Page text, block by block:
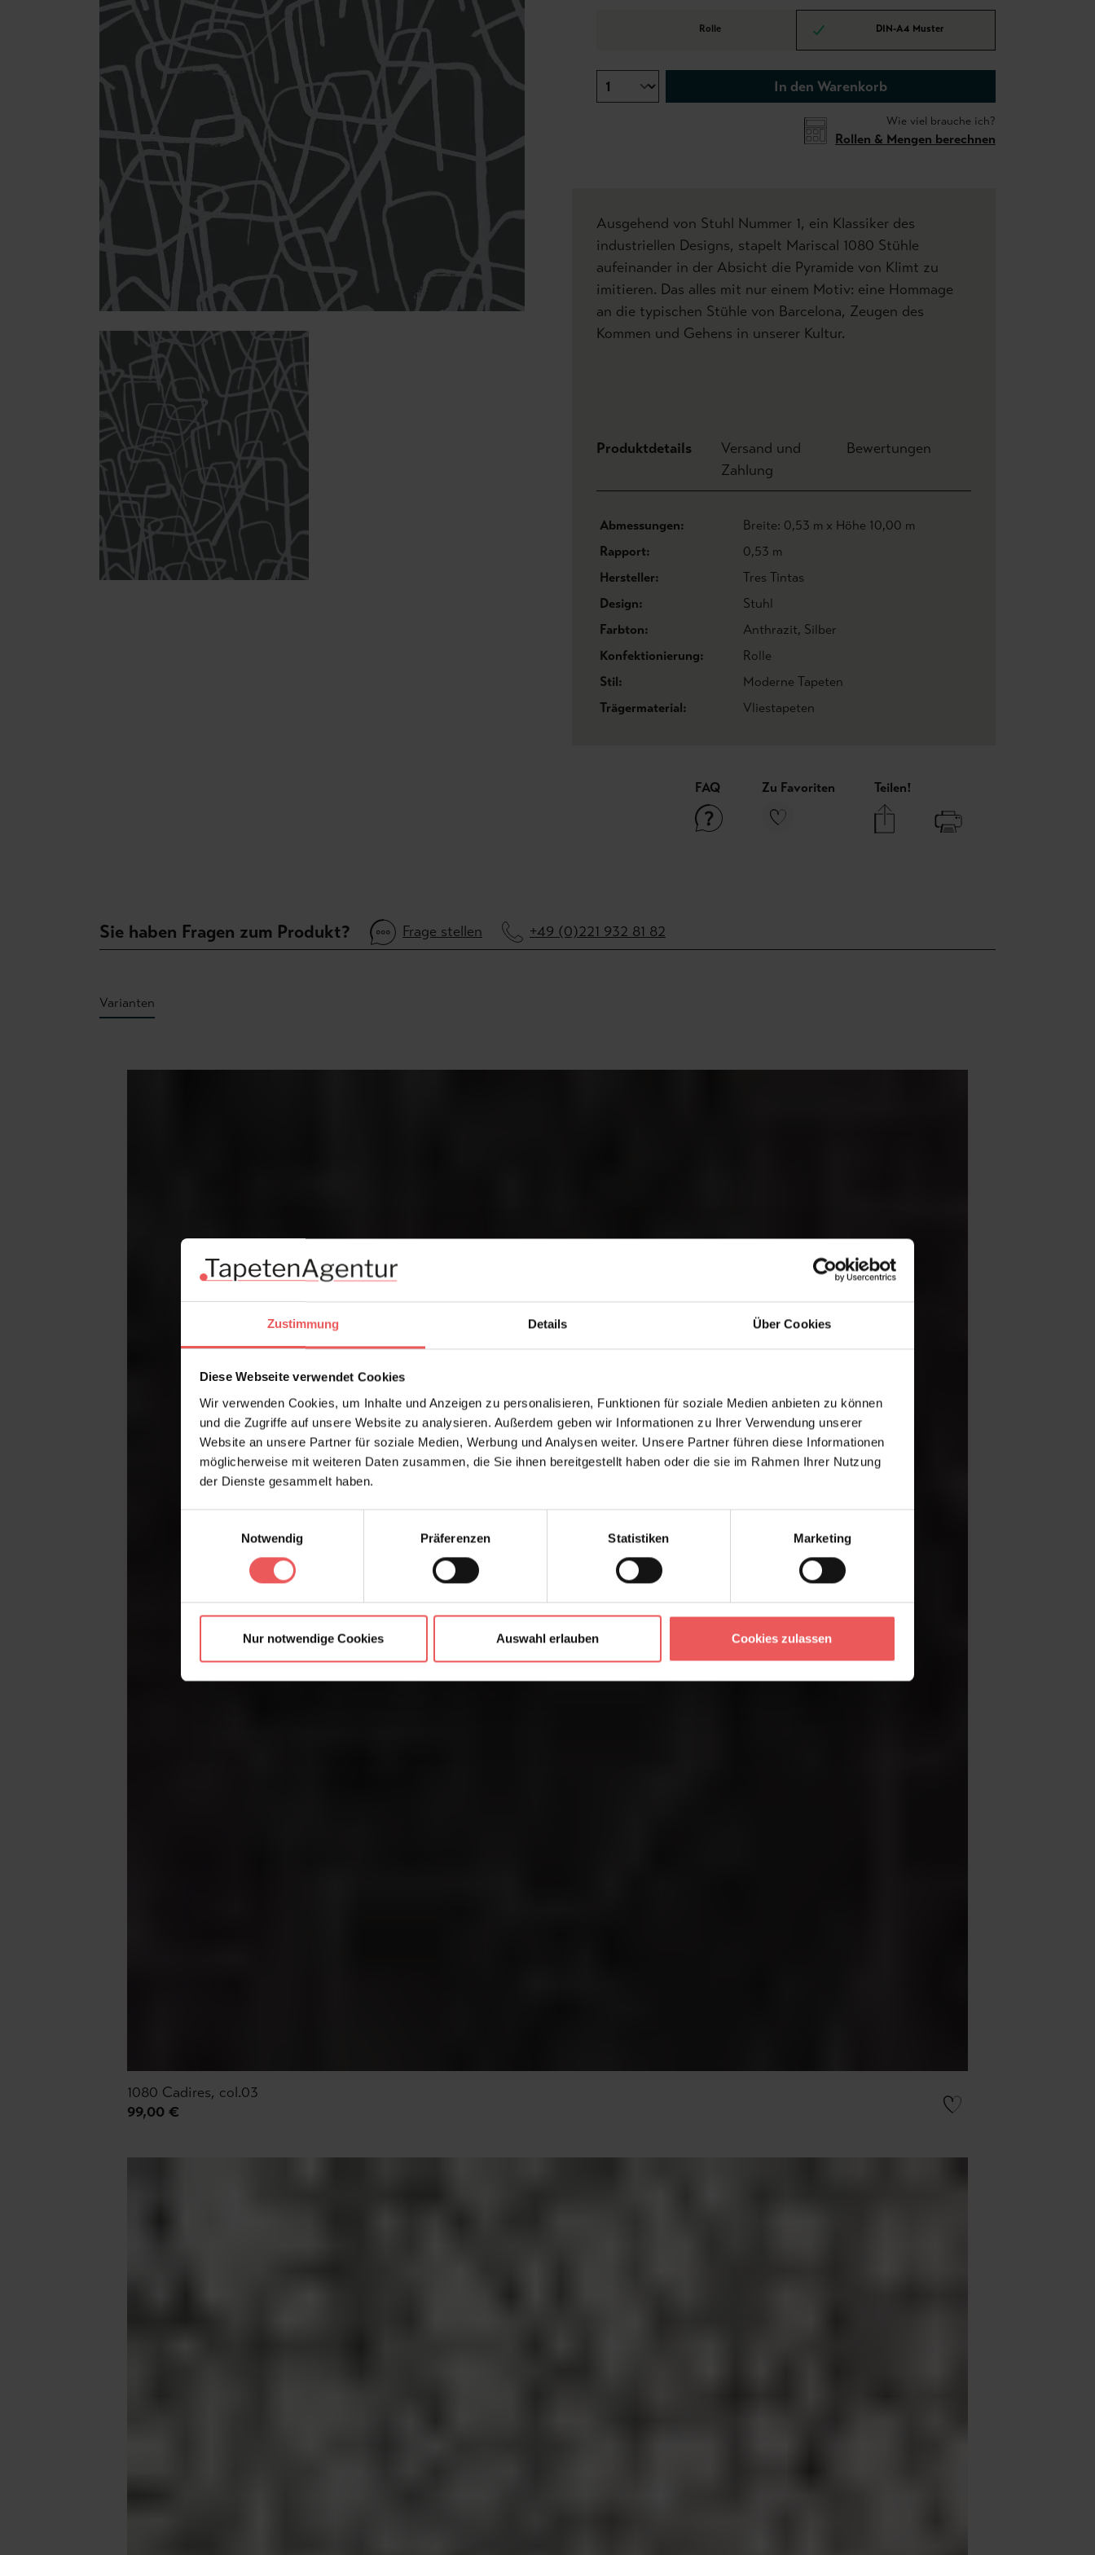
Zustimmung Details Über Cookies
Diese Webseite verwendet Cookies
Wir verwenden Cookies, um Inhalte und Anzeigen zu personalisieren, Funktionen für soziale Medien anbieten zu können
und die Zugriffe auf unsere Website zu analysieren. Außerdem geben wir Informationen zu Ihrer Verwendung unserer
Website an unsere Partner für soziale Medien, Werbung und Analysen weiter. Unsere Partner führen diese Informationen
möglicherweise mit weiteren Daten zusammen, die Sie ihnen bereitgestellt haben oder die sie im Rahmen Ihrer Nutzung
der Dienste gesammelt haben.
Notwendig
Präferenzen Statistiken Marketing
Nur notwendige Cookies Auswahl erlauben Cookies zulassen
Rolle DIN-A4 Muster
In den Warenkorb
Wie viel brauche ich?
Rollen & Mengen berechnen
Ausgehend von Stuhl Nummer 1, ein Klassiker des
industriellen Designs, stapelt Mariscal 1080 Stühle
aufeinander in der Absicht die Pyramide von Klimt zu
imitieren. Das alles mit nur einem Motiv: eine Hommage
an die typischen Stühle von Barcelona, Zeugen des
Kommen und Gehens in unserer Kultur.
Produktdetails
Versand und
Zahlung
Bewertungen
Abmessungen:
Breite: 0,53 m x Höhe 10,00 m
Rapport:
0,53 m
Hersteller:
Tres Tintas
Design:
Stuhl
Farbton:
Anthrazit, Silber
Konfektionierung:
Rolle
Stil:
Moderne Tapeten
Trägermaterial:
Vliestapeten
FAQ Zu Favoriten Teilen!
Sie haben Fragen zum Produkt? Frage stellen +49 (0)221 932 81 82
Varianten
1080 Cadires, col.03
99,00 €